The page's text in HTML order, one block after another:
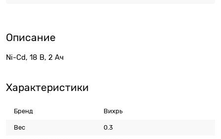
Описание
Ni-Cd, 18 В, 2 Ач
Характеристики
Бренд Вихрь
Вес 0.3